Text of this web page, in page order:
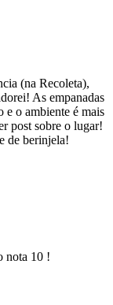
(na Recoleta),
As empanadas
e o ambiente é mais
post sobre o lugar!
de berinjela!
nota 10 !